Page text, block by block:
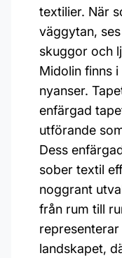
textilier. När
väggytan,
skuggor och
Midolin finns
nyanser.
enfärgad
utförande
Dess
sober textil
noggrant
från rum till
landskapet,